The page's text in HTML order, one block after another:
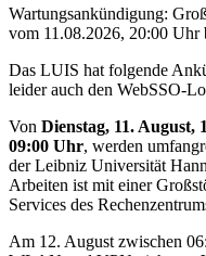
Wartungsankündigung:
vom 11.08.2026, 20:00
Das LUIS hat folgende
leider auch den WebSSO-
Von Dienstag, 11. August,
09:00 Uhr, werden
der Leibniz Universität
Arbeiten ist mit einer
Services des
Am 12. August zwischen